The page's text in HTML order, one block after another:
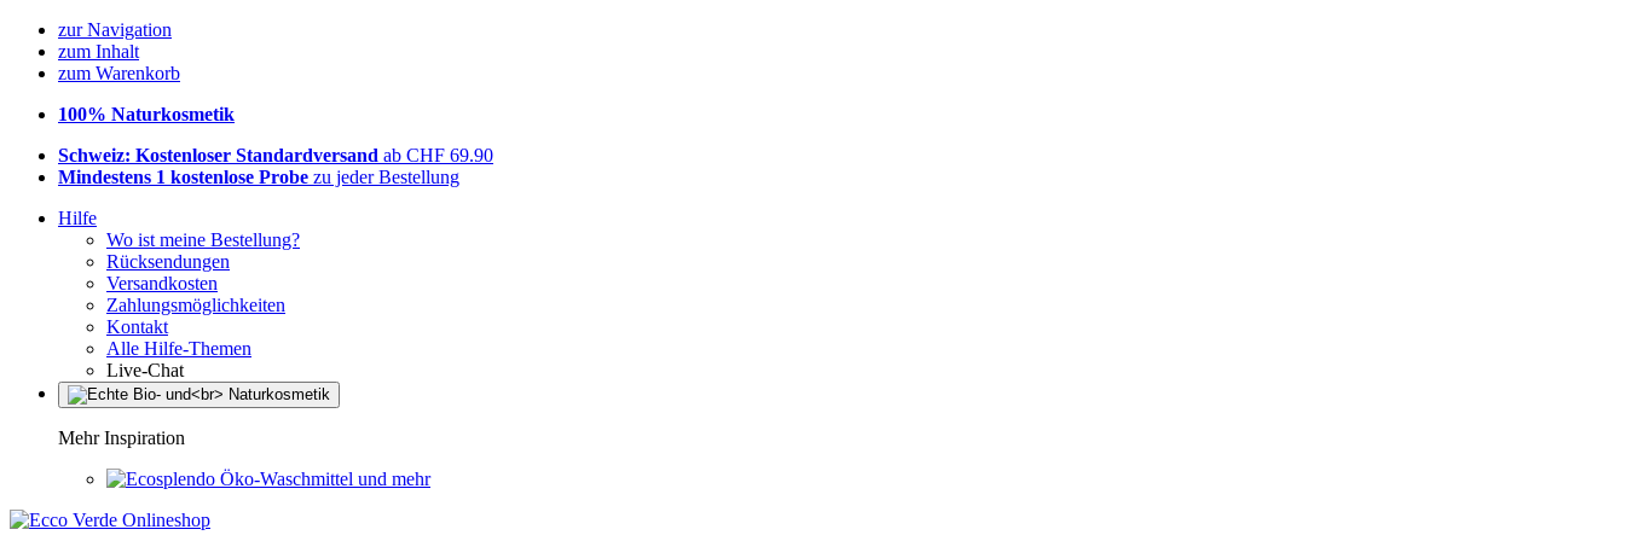
zur Navigation
zum Inhalt
zum Warenkorb
100% Naturkosmetik
Schweiz: Kostenloser Standardversand ab CHF 69.90
Mindestens 1 kostenlose Probe zu jeder Bestellung
Hilfe
Wo ist meine Bestellung?
Rücksendungen
Versandkosten
Zahlungsmöglichkeiten
Kontakt
Alle Hilfe-Themen
Live-Chat
Mehr Inspiration
Öko-Waschmittel und mehr